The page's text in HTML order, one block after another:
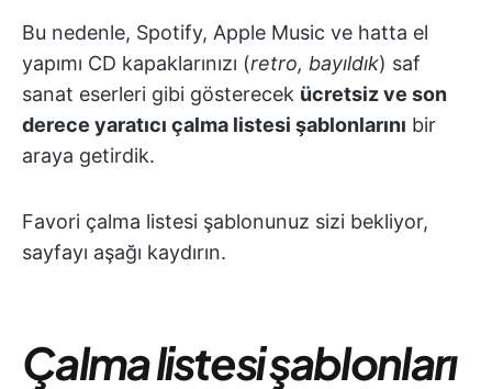
Bu nedenle, Spotify, Apple Music ve hatta el
yapımı CD kapaklarınızı (retro, bayıldık) saf
sanat eserleri gibi gösterecek ücretsiz ve son
derece yaratıcı çalma listesi şablonlarını bir
araya getirdik.
Favori çalma listesi şablonunuz sizi bekliyor,
sayfayı aşağı kaydırın.
Çalma listesi şablonları